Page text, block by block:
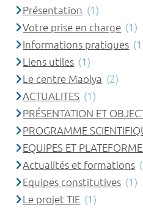
Présentation (1)
Votre prise en charge (1)
Informations pratiques
Liens utiles (1)
Le centre Maolya (2)
ACTUALITES (1)
PRÉSENTATION ET
PROGRAMME
EQUIPES ET
Actualités et formations
Equipes constitutives (1)
Le projet TIE (1)